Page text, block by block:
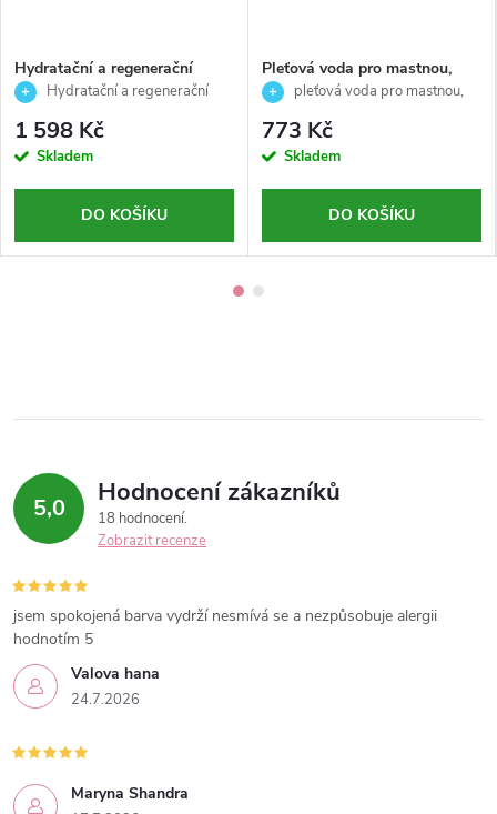
Hydratační a regenerační
pleťové sérum .703 -
Hydratační a regenerační
1 598 Kč
Skladem
DO KOŠÍKU
Pleťová voda pro mastnou,
problematickou a aknózní pleť
150ml
pleťová voda pro mastnou,
773 Kč
Skladem
DO KOŠÍKU
5,0 Hodnocení zákazníků
18 hodnocení
Zobrazit recenze
Valova hana
24.7.2026
jsem spokojená barva vydrží nesmívá se a nezpůsobuje alergii
hodnotím 5
Maryna Shandra